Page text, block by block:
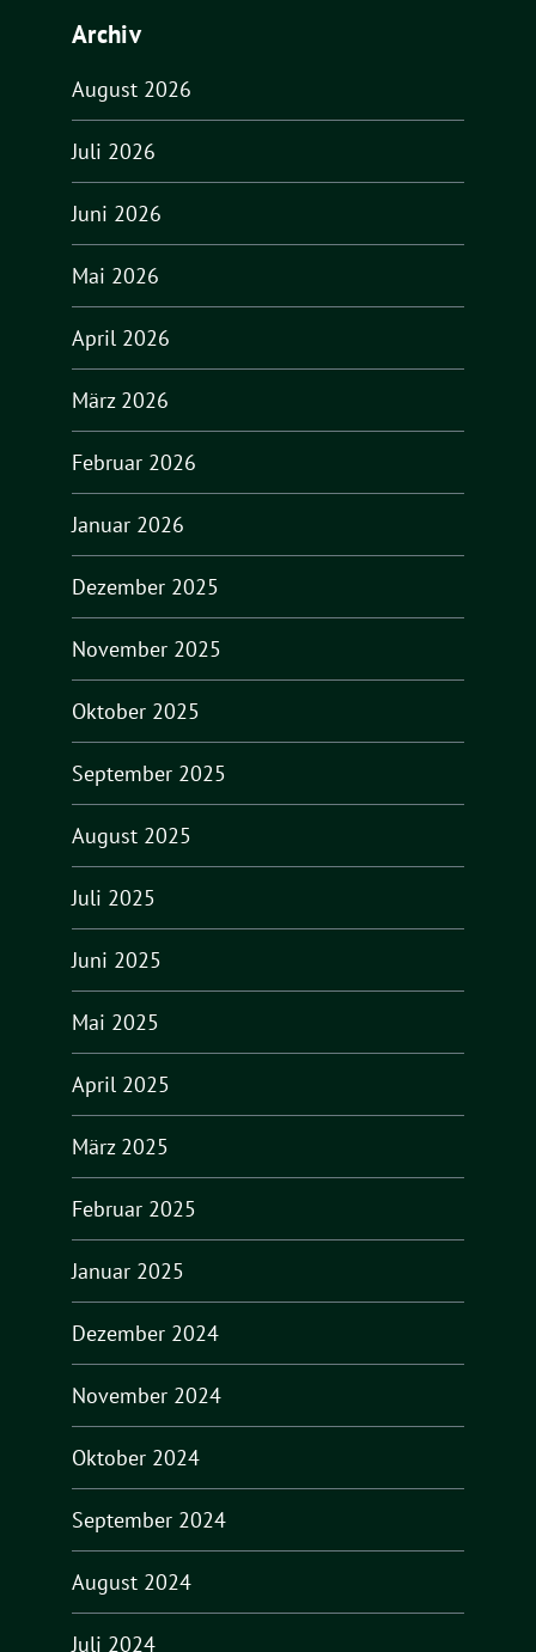
Archiv
August 2026
Juli 2026
Juni 2026
Mai 2026
April 2026
März 2026
Februar 2026
Januar 2026
Dezember 2025
November 2025
Oktober 2025
September 2025
August 2025
Juli 2025
Juni 2025
Mai 2025
April 2025
März 2025
Februar 2025
Januar 2025
Dezember 2024
November 2024
Oktober 2024
September 2024
August 2024
Juli 2024